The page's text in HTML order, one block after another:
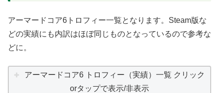
アーマードコア6トロフィー一覧となります。Steam版な
どの実績にも内訳はほぼ同じものとなっているので参考な
どに。
アーマードコア6 トロフィー（実績）一覧 クリック
orタップで表示/非表示